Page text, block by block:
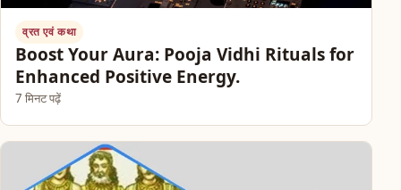
व्रत एवं कथा
Boost Your Aura: Pooja Vidhi Rituals for
Enhanced Positive Energy.
7 मिनट पढ़ें